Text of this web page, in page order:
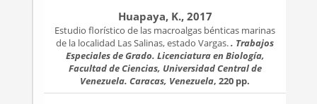
Huapaya, K., 2017
Estudio florístico de las macroalgas bénticas marinas
de la localidad Las Salinas, estado Vargas.. Trabajos
Especiales de Grado. Licenciatura en Biología,
Facultad de Ciencias, Universidad Central de
Venezuela. Caracas, Venezuela, 220 pp.